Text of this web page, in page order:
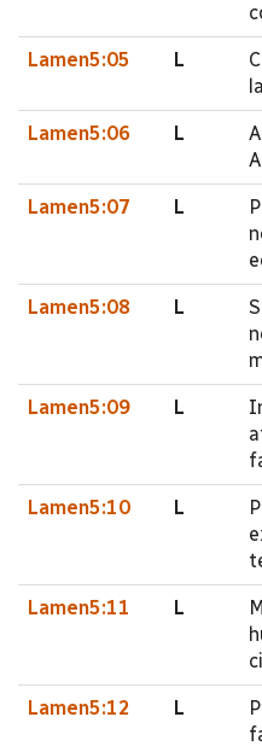
Lamen5:05 L
Lamen5:06 L
Lamen5:07 L
Lamen5:08 L
Lamen5:09 L
Lamen5:10 L
Lamen5:11 L
Lamen5:12 L